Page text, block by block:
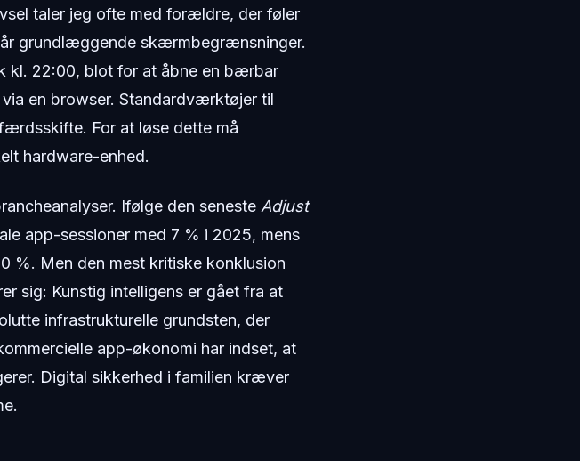
taler jeg ofte med forældre, der føler
grundlæggende skærmbegrænsninger.
kl. 22:00, blot for at åbne en bærbar
en browser. Standardværktøjer til
For at løse dette må
hardware-enhed.
Ifølge den seneste Adjust
app-sessioner med 7 % i 2025, mens
%. Men den mest kritiske konklusion
sig: Kunstig intelligens er gået fra at
infrastrukturelle grundsten, der
app-økonomi har indset, at
Digital sikkerhed i familien kræver